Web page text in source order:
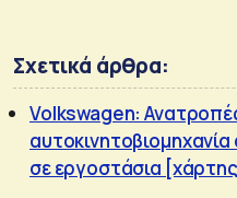
Σχετικά άρθρα:
Volkswagen:
σε εργοστάσια